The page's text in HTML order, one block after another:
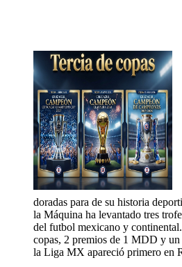
doradas para de su historia
la Máquina ha levantado tres
del futbol mexicano y
copas, 2 premios de 1 MDD y
la Liga MX apareció primero en